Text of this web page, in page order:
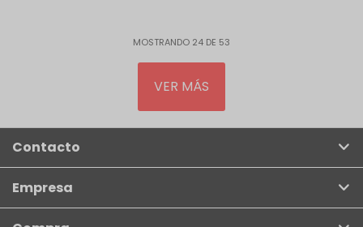
MOSTRANDO 24 DE 53
VER MÁS
Contacto
Empresa